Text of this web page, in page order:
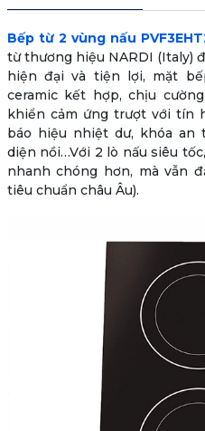
Bếp từ 2 vùng nấu
từ thương hiệu NARDI (Italy)
hiện đại và tiện lợi, mặt
ceramic kết hợp, chịu
khiển cảm ứng trượt với tín
báo hiệu nhiệt dư, khóa an
diện nồi…Với 2 lò nấu siêu
nhanh chóng hơn, mà vẫn
tiêu chuẩn châu Âu).